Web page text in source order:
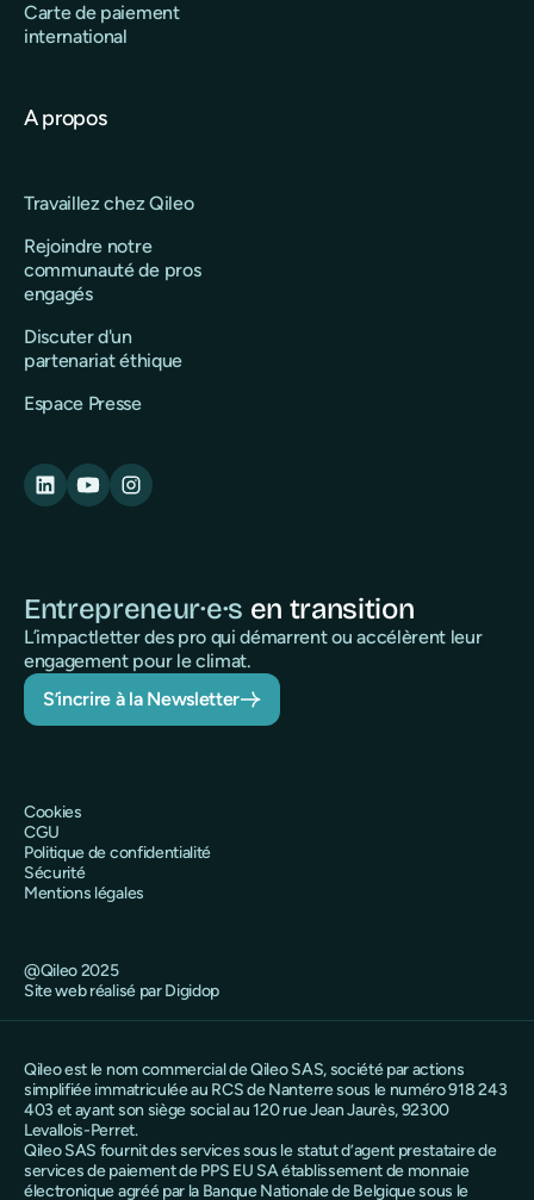
Carte de paiement
international
A propos
Travaillez chez Qileo
Rejoindre notre
communauté de pros
engagés
Discuter d'un
partenariat éthique
Espace Presse
Entrepreneur·e·s en transition
L’impactletter des pro qui démarrent ou accélèrent leur
engagement pour le climat.
S’incrire à la Newsletter
@Qileo 2025
Site web réalisé par Digidop
Cookies
CGU
Politique de confidentialité
Sécurité
Mentions légales
Qileo est le nom commercial de Qileo SAS, société par actions
simplifiée immatriculée au RCS de Nanterre sous le numéro 918 243
403 et ayant son siège social au 120 rue Jean Jaurès, 92300
Levallois-Perret.
Qileo SAS fournit des services sous le statut d’agent prestataire de
services de paiement de PPS EU SA établissement de monnaie
électronique agréé par la Banque Nationale de Belgique sous le